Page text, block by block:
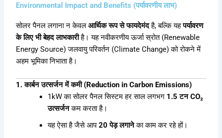
Environmental Impact and Benefits (पर्यावरणीय लाभ)
सोलर पैनल लगाना न केवलआर्थिक रूप से फायदेमंदहै, बल्कि यहपर्यावरण
के लिए भी बेहद लाभकारीहै। यह नवीकरणीय ऊर्जा स्रोत (Renewable
Energy Source) जलवायु परिवर्तन (Climate Change) को रोकने में
अहम भूमिका निभाता है।
1. कार्बन उत्सर्जन में कमी (Reduction in Carbon Emissions)
1kW का सोलर पैनल सिस्टम हर साल लगभग 1.5 टन CO₂
उत्सर्जनकम करता है।
यह ऐसा है जैसे आप20 पेड़ लगानेका काम कर रहे हों।